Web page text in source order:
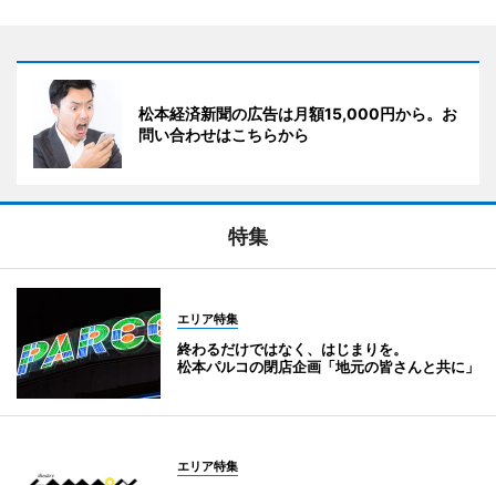
松本経済新聞の広告は月額15,000円から。お
問い合わせはこちらから
特集
エリア特集
終わるだけではなく、はじまりを。
松本パルコの閉店企画「地元の皆さんと共に」
エリア特集